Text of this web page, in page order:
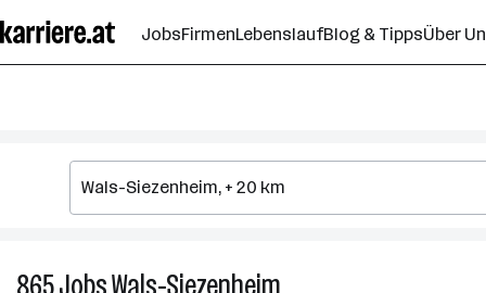
Seiteninhalt
springen
JobsFirmenLebenslaufBlog & TippsÜber